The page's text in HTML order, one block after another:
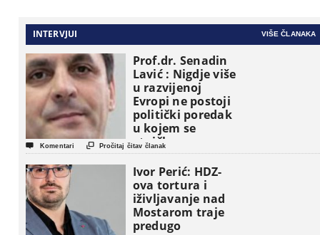
INTERVJUI VIŠE ČLANAKA
Prof.dr. Senadin
Lavić : Nigdje više
u razvijenoj
Evropi ne postoji
politički poredak
u kojem se
etničke grupe
pojavljuju kao
osnovne
političke jedinice
 Komentari  Pročitaj čitav članak
Ivor Perić: HDZ-
ova tortura i
iživljavanje nad
Mostarom traje
predugo